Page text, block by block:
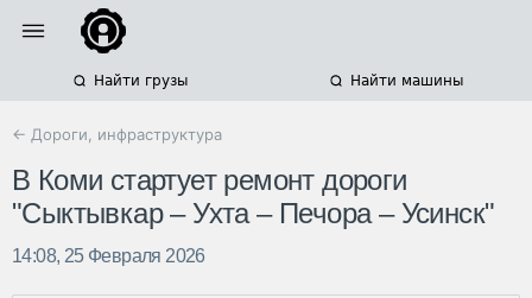
Найти грузы Найти машины
← Дороги, инфраструктура
В Коми стартует ремонт дороги
"Сыктывкар – Ухта – Печора – Усинск"
14:08, 25 Февраля 2026